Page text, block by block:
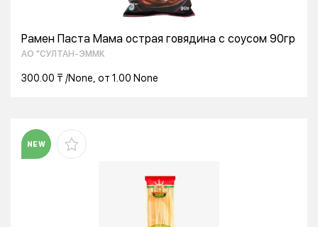
Рамен Паста Мама острая говядина с соусом 90гр
АО "СУЛТАН-ЭММК
300.00 ₸ /None, от 1.00 None
NEW